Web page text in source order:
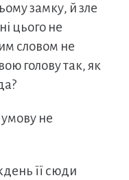
замку, й зле
цього не
словом не
голову так, як
не
її сюди